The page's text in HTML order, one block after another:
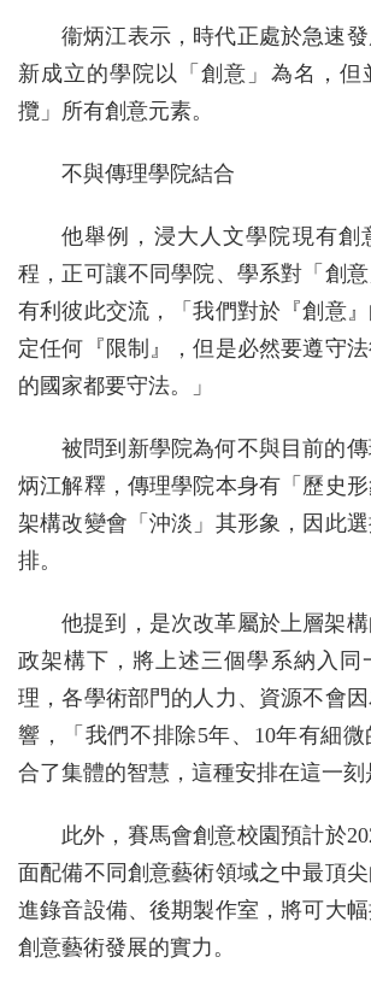
衞炳江表示，時代正處於急速
新成立的學院以「創意」為名，但
攬」所有創意元素。
不與傳理學院結合
他舉例，浸大人文學院現有創
程，正可讓不同學院、學系對「創意
有利彼此交流，「我們對於『創意
定任何『限制』，但是必然要遵守
的國家都要守法。」
被問到新學院為何不與目前的
炳江解釋，傳理學院本身有「歷史
架構改變會「沖淡」其形象，因此
排。
他提到，是次改革屬於上層架
政架構下，將上述三個學系納入同
理，各學術部門的人力、資源不會
響，「我們不排除5年、10年有細
合了集體的智慧，這種安排在這一刻
此外，賽馬會創意校園預計於
面配備不同創意藝術領域之中最頂
進錄音設備、後期製作室，將可大
創意藝術發展的實力。